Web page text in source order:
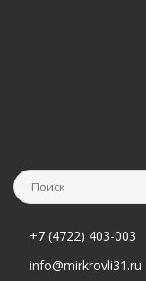
+7 (4722) 403-003
info@mirkrovli31.ru